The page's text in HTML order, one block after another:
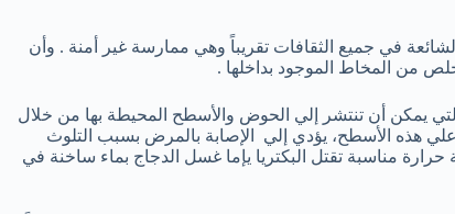
في جميع الثقافات تقريباً وهي ممارسة غير أمنة . وأن
من المخاط الموجود بداخلها .
يمكن أن تنتشر إلي الحوض والأسطح المحيطة بها من خلال
علي هذه الأسطح، يؤدي إلي الإصابة بالمرض بسبب التلوث
مناسبة تقتل البكتريا يإما غسل الدجاج بماء ساخنة في